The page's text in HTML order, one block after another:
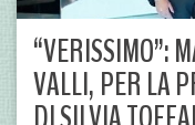
“VERISSIMO”:
VALLI, PER LA